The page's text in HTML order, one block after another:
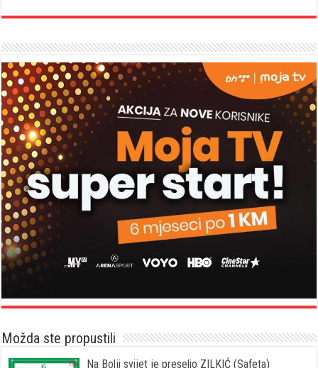
Možda ste propustili
Na Bolji svijet je preselio ZILKIĆ (Safeta)